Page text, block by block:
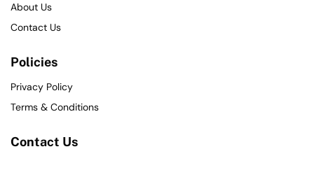
About Us
Contact Us
Policies
Privacy Policy
Terms & Conditions
Contact Us